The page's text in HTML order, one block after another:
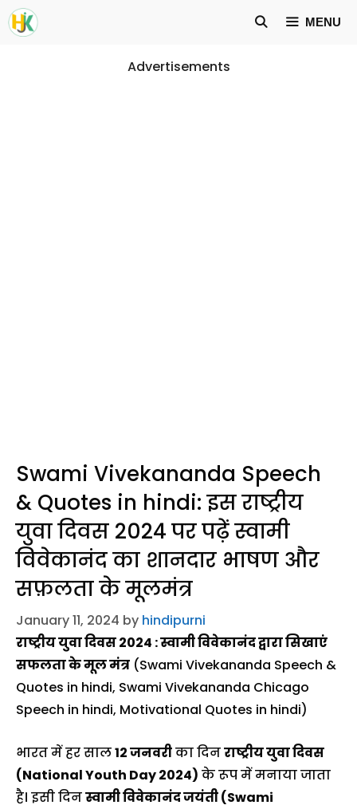
Skip
to
MENU
Advertisements
Swami Vivekananda Speech
& Quotes in hindi: इस राष्ट्रीय
युवा दिवस 2024 पर पढ़ें स्वामी
विवेकानंद का शानदार भाषण और
सफ़लता के मूलमंत्र
January 11, 2024 by hindipurni
राष्ट्रीय युवा दिवस 2024 : स्वामी विवेकानंद द्वारा सिखाएं
सफलता के मूल मंत्र (Swami Vivekananda Speech &
Quotes in hindi, Swami Vivekananda Chicago
Speech in hindi, Motivational Quotes in hindi)
भारत में हर साल12 जनवरीका दिनराष्ट्रीय युवा दिवस
(National Youth Day 2024) के रूप में मनाया जाता
है। इसी दिनस्वामी विवेकानंद जयंती (Swami